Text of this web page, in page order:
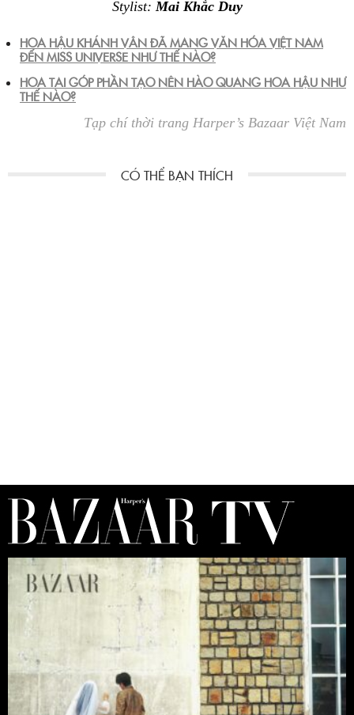
Stylist: Mai Khắc Duy
HOA HẬU KHÁNH VÂN ĐÃ MANG VĂN HÓA VIỆT NAM
ĐẾN MISS UNIVERSE NHƯ THẾ NÀO?
HOA TAI GÓP PHẦN TẠO NÊN HÀO QUANG HOA HẬU NHƯ
THẾ NÀO?
Tạp chí thời trang Harper’s Bazaar Việt Nam